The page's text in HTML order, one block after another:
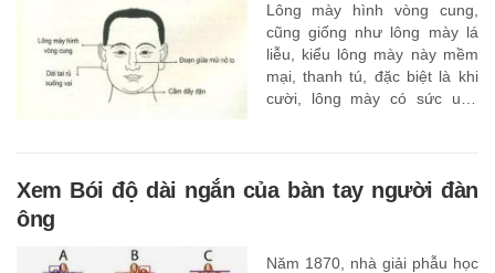
Lông mày hình vòng cung,
cũng giống như lông mày lá
liễu, kiểu lông mày này mềm
mại, thanh tú, đặc biệt là khi
cười, lông mày có sức uốn
Xem Bói độ dài ngắn của bàn tay người đàn
ông
Năm 1870, nhà giải phẫu học